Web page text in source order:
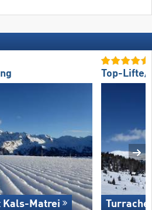
Kals-Matrei
Top-Lifte/